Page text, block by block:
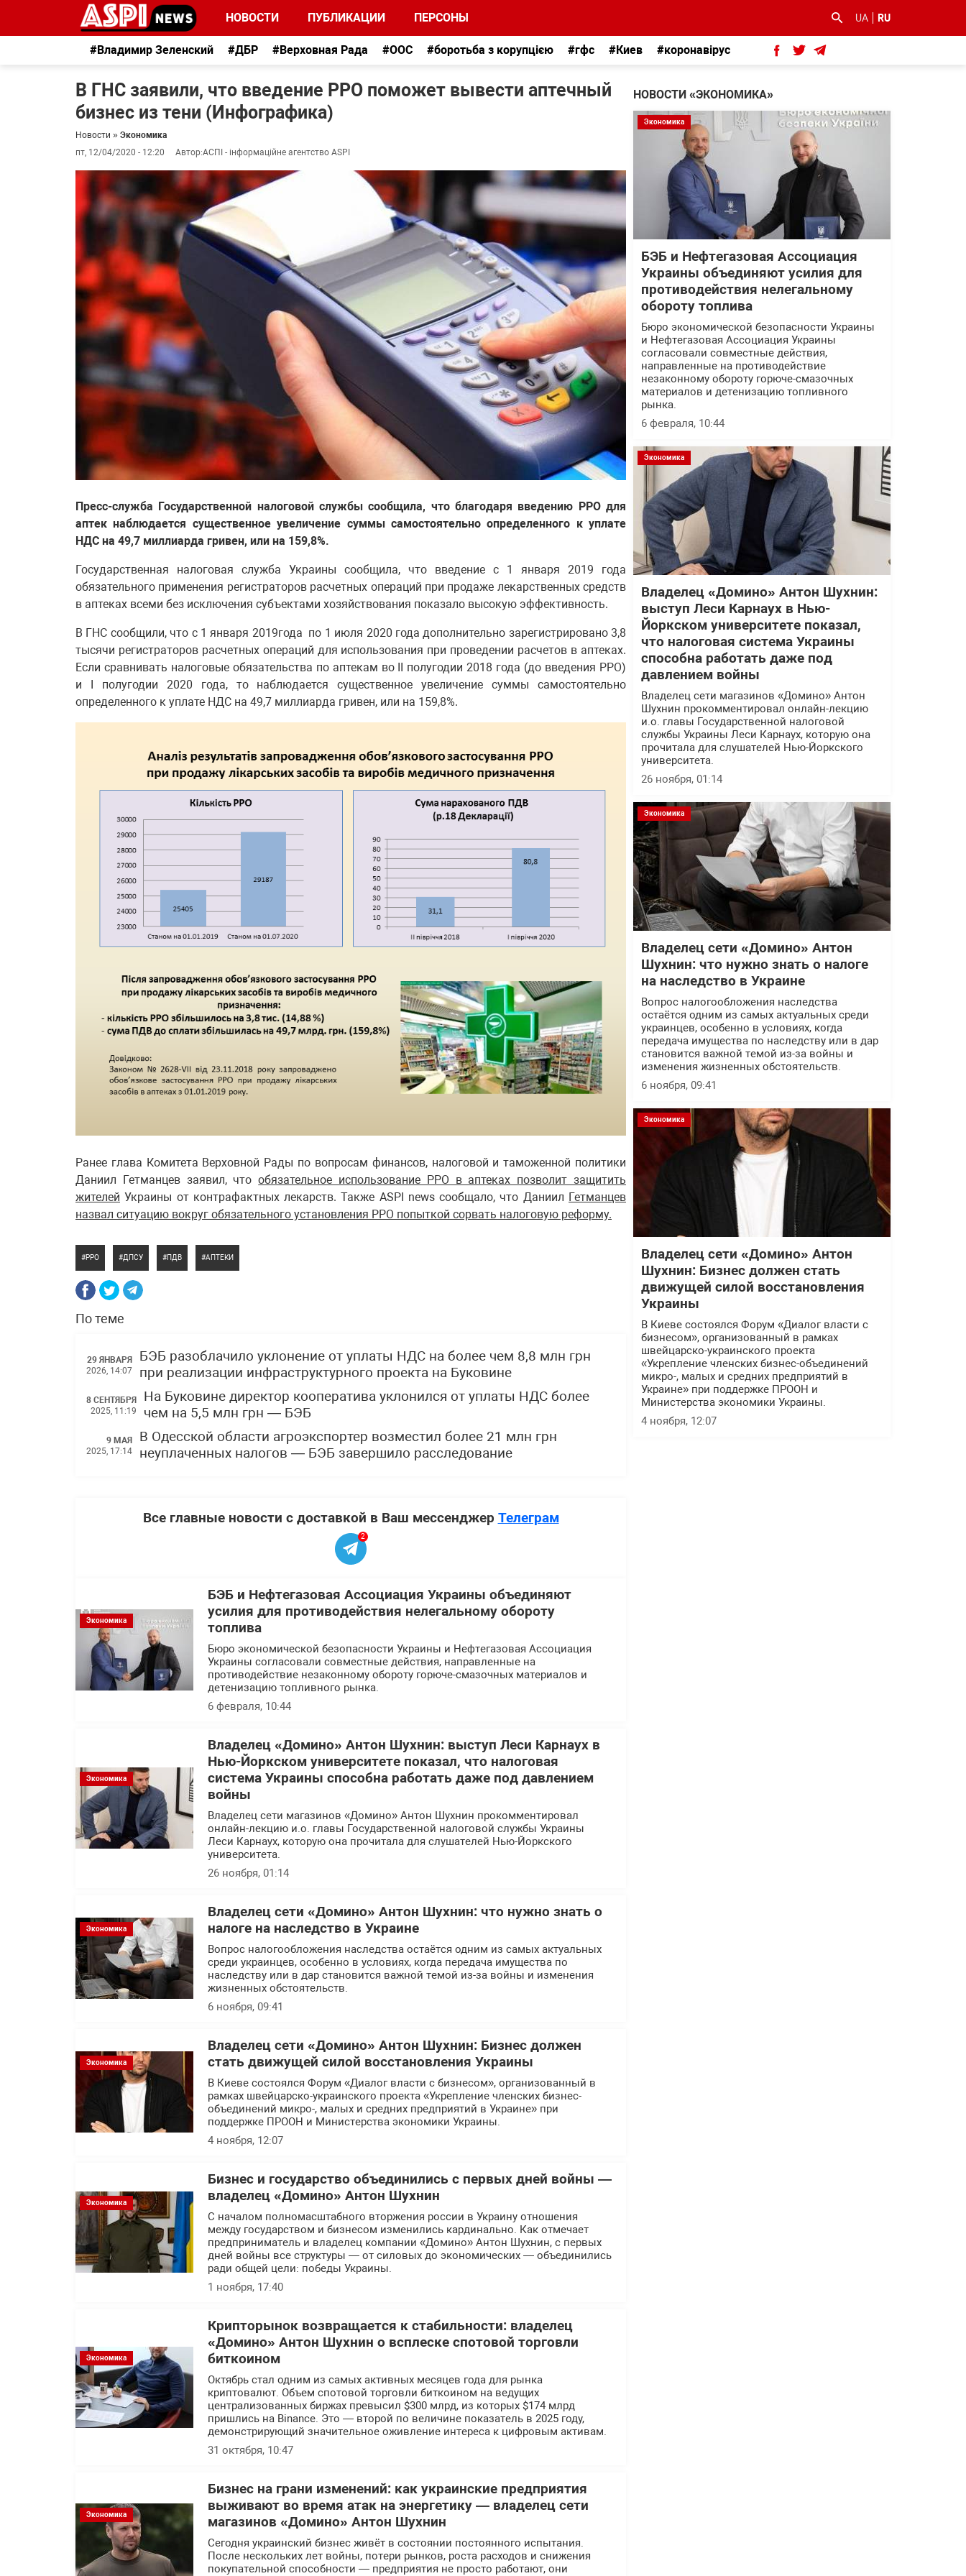
НОВОСТИ ПУБЛИКАЦИИ ПЕРСОНЫ UA RU
#Владимир Зеленский #ДБР #Верховная Рада #ООС #боротьба з корупцією #гфс #Киев #коронавірус
В ГНС заявили, что введение РРО поможет вывести аптечный
бизнес из тени (Инфографика)
Новости » Экономика
пт, 12/04/2020 - 12:20
Автор:АСПІ - інформаційне агентство ASPI
Пресс-служба Государственной налоговой службы сообщила, что благодаря введению РРО для
аптек наблюдается существенное увеличение суммы самостоятельно определенного к уплате
НДС на 49,7 миллиарда гривен, или на 159,8%.
Государственная налоговая служба Украины сообщила, что введение с 1 января 2019 года
обязательного применения регистраторов расчетных операций при продаже лекарственных средств
в аптеках всеми без исключения субъектами хозяйствования показало высокую эффективность.
В ГНС сообщили, что с 1 января 2019года по 1 июля 2020 года дополнительно зарегистрировано 3,8
тысячи регистраторов расчетных операций для использования при проведении расчетов в аптеках.
Если сравнивать налоговые обязательства по аптекам во II полугодии 2018 года (до введения РРО)
и I полугодии 2020 года, то наблюдается существенное увеличение суммы самостоятельно
определенного к уплате НДС на 49,7 миллиарда гривен, или на 159,8%.
Ранее глава Комитета Верховной Рады по вопросам финансов, налоговой и таможенной политики
Даниил Гетманцев заявил, чтообязательное использование РРО в аптеках позволит защитить
жителей Украины от контрафактных лекарств. Также ASPI news сообщало, что Даниил Гетманцев
назвал ситуацию вокруг обязательного установления РРО попыткой сорвать налоговую реформу.
РРО ДПСУ ПДВ АПТЕКИ
По теме
29 ЯНВАРЯ
2026, 14:07
БЭБ разоблачило уклонение от уплаты НДС на более чем 8,8 млн грн
при реализации инфраструктурного проекта на Буковине
8 СЕНТЯБРЯ
2025, 11:19
На Буковине директор кооператива уклонился от уплаты НДС более
чем на 5,5 млн грн — БЭБ
9 МАЯ
2025, 17:14
В Одесской области агроэкспортер возместил более 21 млн грн
неуплаченных налогов — БЭБ завершило расследование
Все главные новости с доставкой в Ваш мессенджер Телеграм
2
Экономика
БЭБ и Нефтегазовая Ассоциация Украины объединяют
усилия для противодействия нелегальному обороту
топлива
Бюро экономической безопасности Украины и Нефтегазовая Ассоциация
Украины согласовали совместные действия, направленные на
противодействие незаконному обороту горюче-смазочных материалов и
детенизацию топливного рынка.
6 февраля, 10:44
Экономика
Владелец «Домино» Антон Шухнин: выступ Леси Карнаух в
Нью-Йоркском университете показал, что налоговая
система Украины способна работать даже под давлением
войны
Владелец сети магазинов «Домино» Антон Шухнин прокомментировал
онлайн-лекцию и.о. главы Государственной налоговой службы Украины
Леси Карнаух, которую она прочитала для слушателей Нью-Йоркского
университета.
26 ноября, 01:14
Экономика
Владелец сети «Домино» Антон Шухнин: что нужно знать о
налоге на наследство в Украине
Вопрос налогообложения наследства остаётся одним из самых актуальных
среди украинцев, особенно в условиях, когда передача имущества по
наследству или в дар становится важной темой из-за войны и изменения
жизненных обстоятельств.
6 ноября, 09:41
Экономика
Владелец сети «Домино» Антон Шухнин: Бизнес должен
стать движущей силой восстановления Украины
В Киеве состоялся Форум «Диалог власти с бизнесом», организованный в
рамках швейцарско-украинского проекта «Укрепление членских бизнес-
объединений микро-, малых и средних предприятий в Украине» при
поддержке ПРООН и Министерства экономики Украины.
4 ноября, 12:07
Экономика
Бизнес и государство объединились с первых дней войны —
владелец «Домино» Антон Шухнин
С началом полномасштабного вторжения россии в Украину отношения
между государством и бизнесом изменились кардинально. Как отмечает
предприниматель и владелец компании «Домино» Антон Шухнин, с первых
дней войны все структуры — от силовых до экономических — объединились
ради общей цели: победы Украины.
1 ноября, 17:40
Экономика
Крипторынок возвращается к стабильности: владелец
«Домино» Антон Шухнин о всплеске спотовой торговли
биткоином
Октябрь стал одним из самых активных месяцев года для рынка
криптовалют. Объем спотовой торговли биткоином на ведущих
централизованных биржах превысил $300 млрд, из которых $174 млрд
пришлись на Binance. Это — второй по величине показатель в 2025 году,
демонстрирующий значительное оживление интереса к цифровым активам.
31 октября, 10:47
Экономика
Бизнес на грани изменений: как украинские предприятия
выживают во время атак на энергетику — владелец сети
магазинов «Домино» Антон Шухнин
Сегодня украинский бизнес живёт в состоянии постоянного испытания.
После нескольких лет войны, потери рынков, роста расходов и снижения
покупательной способности — предприятия не просто работают, они
НОВОСТИ «ЭКОНОМИКА»
Экономика
БЭБ и Нефтегазовая Ассоциация
Украины объединяют усилия для
противодействия нелегальному
обороту топлива
Бюро экономической безопасности Украины
и Нефтегазовая Ассоциация Украины
согласовали совместные действия,
направленные на противодействие
незаконному обороту горюче-смазочных
материалов и детенизацию топливного
рынка.
6 февраля, 10:44
Экономика
Владелец «Домино» Антон Шухнин:
выступ Леси Карнаух в Нью-
Йоркском университете показал,
что налоговая система Украины
способна работать даже под
давлением войны
Владелец сети магазинов «Домино» Антон
Шухнин прокомментировал онлайн-лекцию
и.о. главы Государственной налоговой
службы Украины Леси Карнаух, которую она
прочитала для слушателей Нью-Йоркского
университета.
26 ноября, 01:14
Экономика
Владелец сети «Домино» Антон
Шухнин: что нужно знать о налоге
на наследство в Украине
Вопрос налогообложения наследства
остаётся одним из самых актуальных среди
украинцев, особенно в условиях, когда
передача имущества по наследству или в дар
становится важной темой из-за войны и
изменения жизненных обстоятельств.
6 ноября, 09:41
Экономика
Владелец сети «Домино» Антон
Шухнин: Бизнес должен стать
движущей силой восстановления
Украины
В Киеве состоялся Форум «Диалог власти с
бизнесом», организованный в рамках
швейцарско-украинского проекта
«Укрепление членских бизнес-объединений
микро-, малых и средних предприятий в
Украине» при поддержке ПРООН и
Министерства экономики Украины.
4 ноября, 12:07